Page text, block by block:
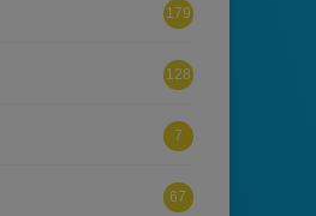
179
128
7
67